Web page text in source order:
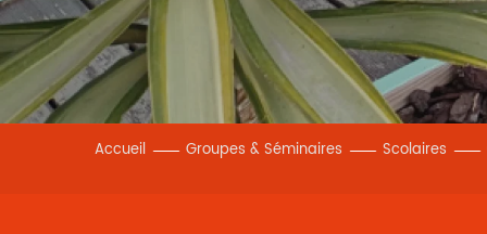
Accueil Groupes & Séminaires Scolaires